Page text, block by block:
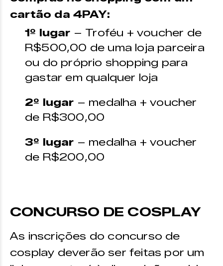
cartão da 4PAY:
1º lugar – Troféu + voucher de
R$500,00 de uma loja parceira
ou do próprio shopping para
gastar em qualquer loja
2º lugar – medalha + voucher
de R$300,00
3º lugar – medalha + voucher
de R$200,00
CONCURSO DE COSPLAY
As inscrições do concurso de
cosplay deverão ser feitas por um